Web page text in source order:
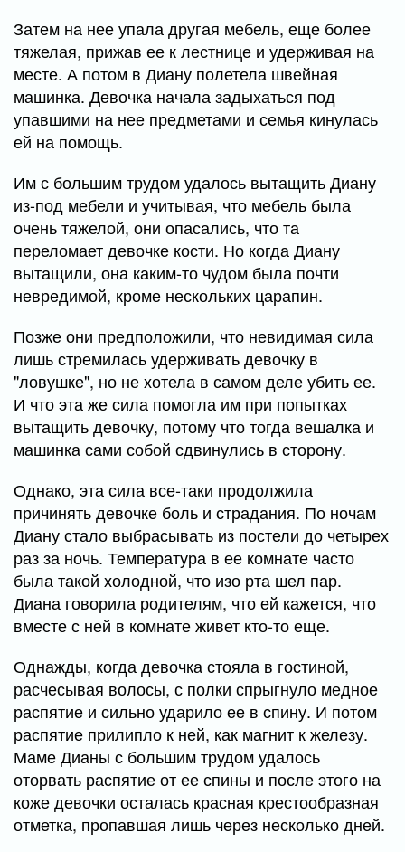
Затем на нее упала другая мебель, еще более
тяжелая, прижав ее к лестнице и удерживая на
месте. А потом в Диану полетела швейная
машинка. Девочка начала задыхаться под
упавшими на нее предметами и семья кинулась
ей на помощь.
Им с большим трудом удалось вытащить Диану
из-под мебели и учитывая, что мебель была
очень тяжелой, они опасались, что та
переломает девочке кости. Но когда Диану
вытащили, она каким-то чудом была почти
невредимой, кроме нескольких царапин.
Позже они предположили, что невидимая сила
лишь стремилась удерживать девочку в
"ловушке", но не хотела в самом деле убить ее.
И что эта же сила помогла им при попытках
вытащить девочку, потому что тогда вешалка и
машинка сами собой сдвинулись в сторону.
Однако, эта сила все-таки продолжила
причинять девочке боль и страдания. По ночам
Диану стало выбрасывать из постели до четырех
раз за ночь. Температура в ее комнате часто
была такой холодной, что изо рта шел пар.
Диана говорила родителям, что ей кажется, что
вместе с ней в комнате живет кто-то еще.
Однажды, когда девочка стояла в гостиной,
расчесывая волосы, с полки спрыгнуло медное
распятие и сильно ударило ее в спину. И потом
распятие прилипло к ней, как магнит к железу.
Маме Дианы с большим трудом удалось
оторвать распятие от ее спины и после этого на
коже девочки осталась красная крестообразная
отметка, пропавшая лишь через несколько дней.